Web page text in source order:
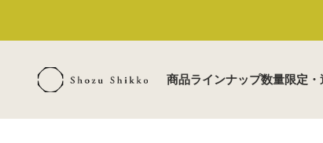
商品ラインナップ数量限定・
ShozuShikko